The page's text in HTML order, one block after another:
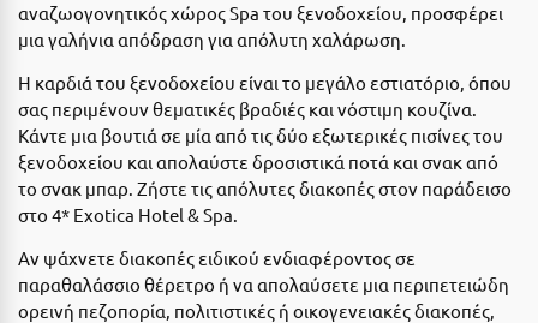
Ευρυτανία
Ζ
Ζαγοροχώρια
Ζάκυνθος
Η
Ηλεία
αναζωογονητικός χώρος Spa του ξενοδοχείου, προσφέρει
μια γαλήνια απόδραση για απόλυτη χαλάρωση.
Η καρδιά του ξενοδοχείου είναι το μεγάλο εστιατόριο, όπου
σας περιμένουν θεματικές βραδιές και νόστιμη κουζίνα.
Κάντε μια βουτιά σε μία από τις δύο εξωτερικές πισίνες του
ξενοδοχείου και απολαύστε δροσιστικά ποτά και σνακ από
το σνακ μπαρ. Ζήστε τις απόλυτες διακοπές στον παράδεισο
στο 4* Exotica Hotel & Spa.
Αν ψάχνετε διακοπές ειδικού ενδιαφέροντος σε
παραθαλάσσιο θέρετρο ή να απολαύσετε μια περιπετειώδη
ορεινή πεζοπορία, πολιτιστικές ή οικογενειακές διακοπές,